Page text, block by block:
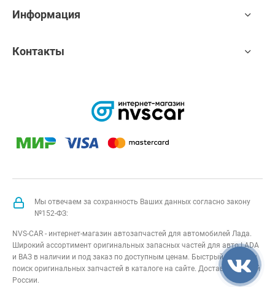
Информация
Контакты
Мы отвечаем за сохранность Ваших данных согласно закону
№152-ФЗ:
NVS-CAR - интернет-магазин автозапчастей для автомобилей Лада.
Широкий ассортимент оригинальных запасных частей для авто LADA
и ВАЗ в наличии и под заказ по доступным ценам. Быстрый подбор и
поиск оригинальных запчастей в каталоге на сайте. Доставка по всей
России.